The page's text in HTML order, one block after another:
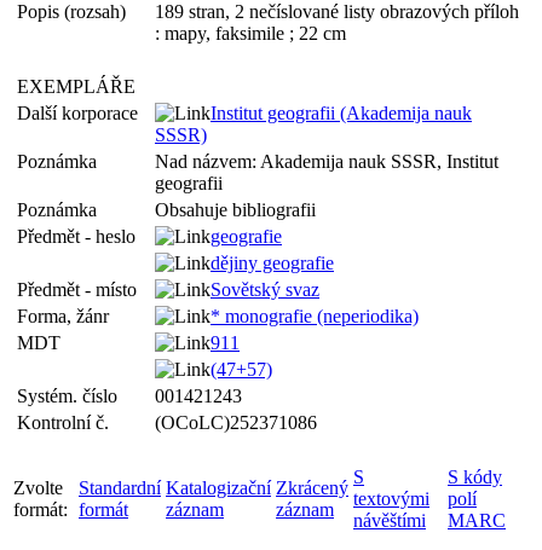
Popis (rozsah)
189 stran, 2 nečíslované listy obrazových příloh
: mapy, faksimile ; 22 cm
EXEMPLÁŘE
Další korporace
Institut geografii (Akademija nauk
SSSR)
Poznámka
Nad názvem: Akademija nauk SSSR, Institut
geografii
Poznámka
Obsahuje bibliografii
Předmět - heslo
geografie
dějiny geografie
Předmět - místo
Sovětský svaz
Forma, žánr
* monografie (neperiodika)
MDT
911
(47+57)
Systém. číslo
001421243
Kontrolní č.
(OCoLC)252371086
Zvolte
formát:
Standardní
formát
Katalogizační
záznam
Zkrácený
záznam
S
textovými
návěštími
S kódy
polí
MARC